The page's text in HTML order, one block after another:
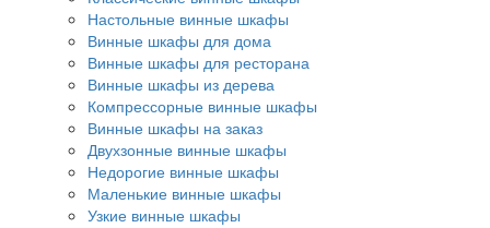
Настольные винные шкафы
Винные шкафы для дома
Винные шкафы для ресторана
Винные шкафы из дерева
Компрессорные винные шкафы
Винные шкафы на заказ
Двухзонные винные шкафы
Недорогие винные шкафы
Маленькие винные шкафы
Узкие винные шкафы